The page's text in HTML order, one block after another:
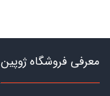
معرفی فروشگاه ژوپین